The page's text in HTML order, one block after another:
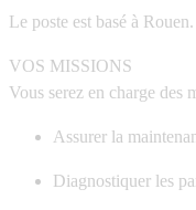
Le poste est basé à Rouen.
VOS MISSIONS
Vous serez en charge des
Assurer la
Diagnostiquer les